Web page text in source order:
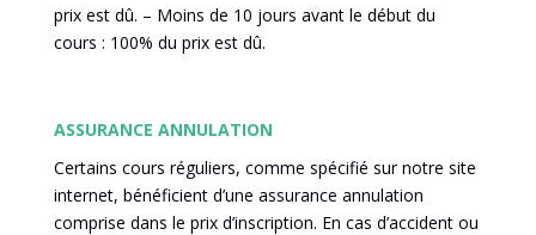
prix est dû. – Moins de 10 jours avant le début du
cours : 100% du prix est dû.
ASSURANCE ANNULATION
Certains cours réguliers, comme spécifié sur notre site
internet, bénéficient d’une assurance annulation
comprise dans le prix d’inscription. En cas d’accident ou